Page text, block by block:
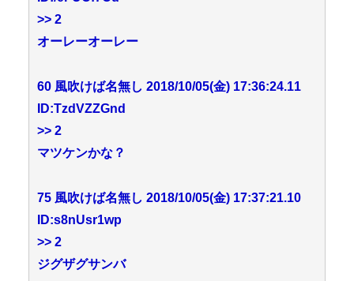
>> 2
オーレーオーレー
60 風吹けば名無し 2018/10/05(金) 17:36:24.11
ID:TzdVZZGnd
>> 2
マツケンかな？
75 風吹けば名無し 2018/10/05(金) 17:37:21.10
ID:s8nUsr1wp
>> 2
ジグザグサンバ